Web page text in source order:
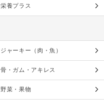
栄養プラス
ジャーキー（肉・魚）
骨・ガム・アキレス
野菜・果物